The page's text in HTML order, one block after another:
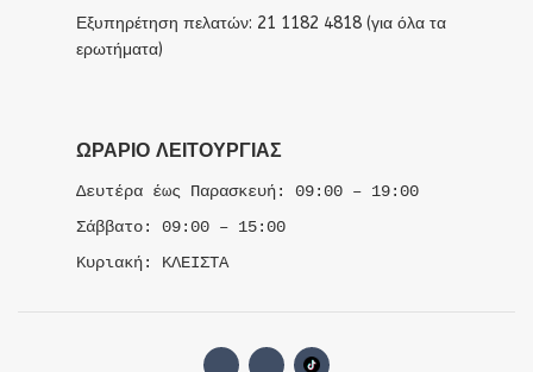
Εξυπηρέτηση πελατών: 21 1182 4818 (για όλα τα
ερωτήματα)
ΩΡΆΡΙΟ ΛΕΙΤΟΥΡΓΊΑΣ
Δευτέρα έως Παρασκευή: 09:00 – 19:00
Σάββατο: 09:00 – 15:00
Κυριακή: ΚΛΕΙΣΤΑ